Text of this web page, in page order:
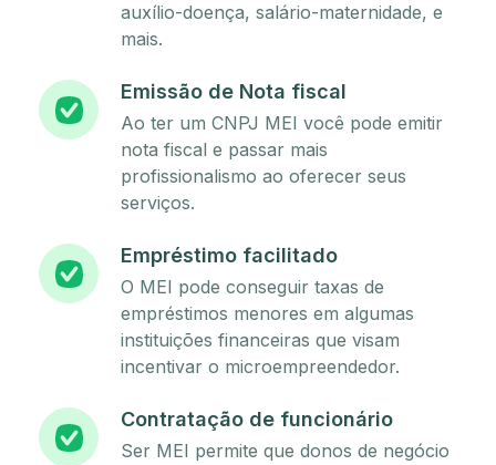
auxílio-doença, salário-maternidade, e
mais.
Emissão de Nota fiscal
Ao ter um CNPJ MEI você pode emitir
nota fiscal e passar mais
profissionalismo ao oferecer seus
serviços.
Empréstimo facilitado
O MEI pode conseguir taxas de
empréstimos menores em algumas
instituições financeiras que visam
incentivar o microempreendedor.
Contratação de funcionário
Ser MEI permite que donos de negócio